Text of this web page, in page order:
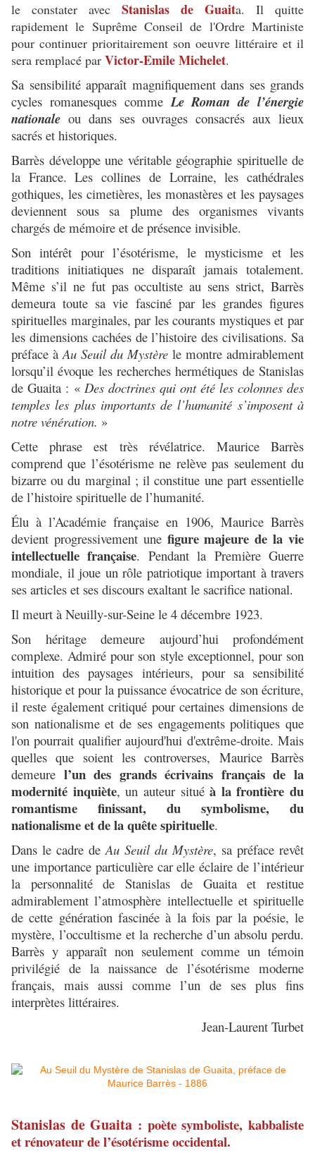
le constater avec Stanislas de Guaita. Il quitte
rapidement le Suprême Conseil de l'Ordre Martiniste
pour continuer prioritairement son oeuvre littéraire et il
sera remplacé par Victor-Emile Michelet.
Sa sensibilité apparaît magnifiquement dans ses grands
cycles romanesques commeLe Roman de l’énergie
nationale ou dans ses ouvrages consacrés aux lieux
sacrés et historiques.
Barrès développe une véritable géographie spirituelle de
la France. Les collines de Lorraine, les cathédrales
gothiques, les cimetières, les monastères et les paysages
deviennent sous sa plume des organismes vivants
chargés de mémoire et de présence invisible.
Son intérêt pour l’ésotérisme, le mysticisme et les
traditions initiatiques ne disparaît jamais totalement.
Même s’il ne fut pas occultiste au sens strict, Barrès
demeura toute sa vie fasciné par les grandes figures
spirituelles marginales, par les courants mystiques et par
les dimensions cachées de l’histoire des civilisations. Sa
préface àAu Seuil du Mystère le montre admirablement
lorsqu’il évoque les recherches hermétiques de Stanislas
de Guaita : « Des doctrines qui ont été les colonnes des
temples les plus importants de l’humanité s’imposent à
notre vénération. »
Cette phrase est très révélatrice. Maurice Barrès
comprend que l’ésotérisme ne relève pas seulement du
bizarre ou du marginal ; il constitue une part essentielle
de l’histoire spirituelle de l’humanité.
Élu à l’Académie française en 1906, Maurice Barrès
devient progressivement une figure majeure de la vie
intellectuelle française. Pendant la Première Guerre
mondiale, il joue un rôle patriotique important à travers
ses articles et ses discours exaltant le sacrifice national.
Il meurt à Neuilly-sur-Seine le 4 décembre 1923.
Son héritage demeure aujourd’hui profondément
complexe. Admiré pour son style exceptionnel, pour son
intuition des paysages intérieurs, pour sa sensibilité
historique et pour la puissance évocatrice de son écriture,
il reste également critiqué pour certaines dimensions de
son nationalisme et de ses engagements politiques que
l'on pourrait qualifier aujourd'hui d'extrême-droite. Mais
quelles que soient les controverses, Maurice Barrès
demeure l’un des grands écrivains français de la
modernité inquiète, un auteur situéà la frontière du
romantisme finissant, du symbolisme, du
nationalisme et de la quête spirituelle.
Dans le cadre deAu Seuil du Mystère, sa préface revêt
une importance particulière car elle éclaire de l’intérieur
la personnalité de Stanislas de Guaita et restitue
admirablement l’atmosphère intellectuelle et spirituelle
de cette génération fascinée à la fois par la poésie, le
mystère, l’occultisme et la recherche d’un absolu perdu.
Barrès y apparaît non seulement comme un témoin
privilégié de la naissance de l’ésotérisme moderne
français, mais aussi comme l’un de ses plus fins
interprètes littéraires.
Jean-Laurent Turbet
Stanislas de Guaita : poète symboliste, kabbaliste
et rénovateur de l’ésotérisme occidental.